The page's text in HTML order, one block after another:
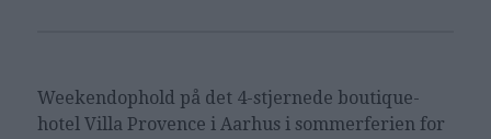
Weekendophold på det 4-stjernede boutique-
hotel Villa Provence i Aarhus i sommerferien for